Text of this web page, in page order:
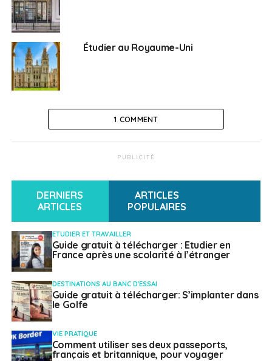
Ce que vous avez (peut-être) loupé cette
semaine
A partir de lundi, les frontières du Royaume-Uni
étroitement fermées
Français à l'étranger
Étudier au Royaume-Uni
1 COMMENT
PUBLICITÉ
DERNIERS
ARTICLES
ARTICLES
POPULAIRES
ETUDIER ET TRAVAILLER
Guide gratuit à télécharger : Etudier en
France après une scolarité à l’étranger
DESTINATIONS AU BANC D'ESSAI
Guide gratuit à télécharger: S’implanter dans
le Golfe
VIE PRATIQUE
Comment utiliser ses deux passeports,
français et britannique, pour voyager